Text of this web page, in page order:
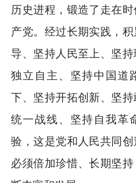
历史进程，锻造了走在
产党。经过长期实践，
导、坚持人民至上、坚
独立自主、坚持中国道
下、坚持开拓创新、坚
统一战线、坚持自我革
验，这是党和人民共同创
必须倍加珍惜、长期坚